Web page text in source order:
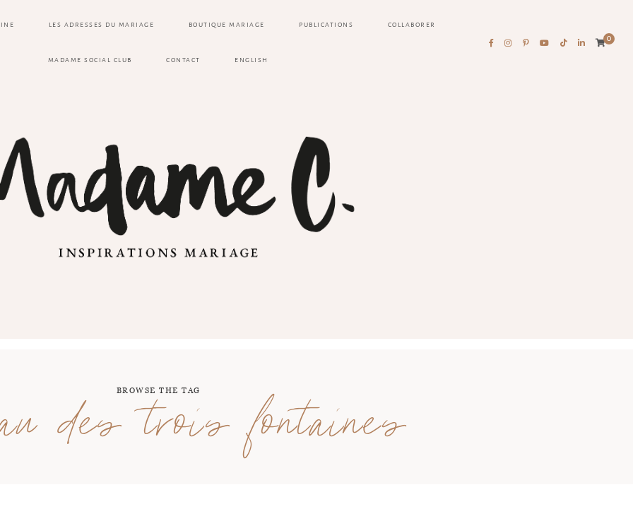
LES ADRESSES DU MARIAGE BOUTIQUE MARIAGE PUBLICATIONS COLLABORER
MADAME SOCIAL CLUB CONTACT ENGLISH
0
BROWSE THE TAG
des trois fontaines